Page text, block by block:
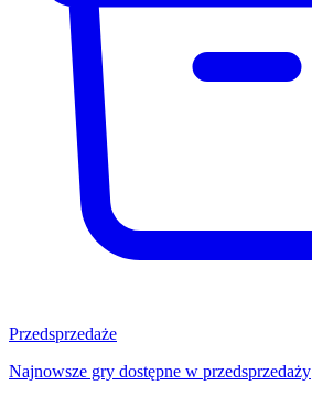
Przedsprzedaże
Najnowsze gry dostępne w przedsprzedaży